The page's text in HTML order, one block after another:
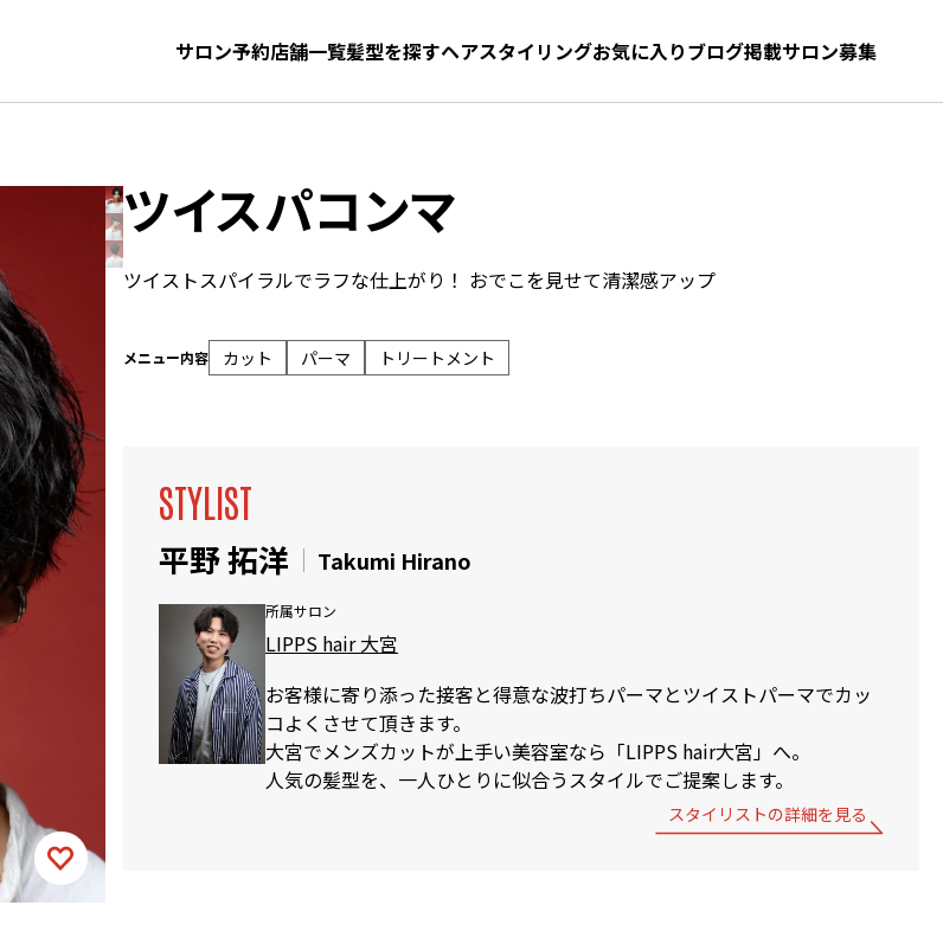
サロン予約店舗一覧髪型を探すヘアスタイリングお気に入りブログ掲載サロン募集
お気に入り 髪型をさがす
ツイスパコンマ
ツイストスパイラルでラフな仕上がり！ おでこを見せて清潔感アップ
メニュー内容 カット パーマ トリートメント
STYLIST
平野 拓洋 Takumi Hirano
所属サロン
LIPPS hair 大宮
お客様に寄り添った接客と得意な波打ちパーマとツイストパーマでカッ
コよくさせて頂きます。
大宮でメンズカットが上手い美容室なら「LIPPS hair大宮」へ。
人気の髪型を、一人ひとりに似合うスタイルでご提案します。
スタイリストの詳細を見る